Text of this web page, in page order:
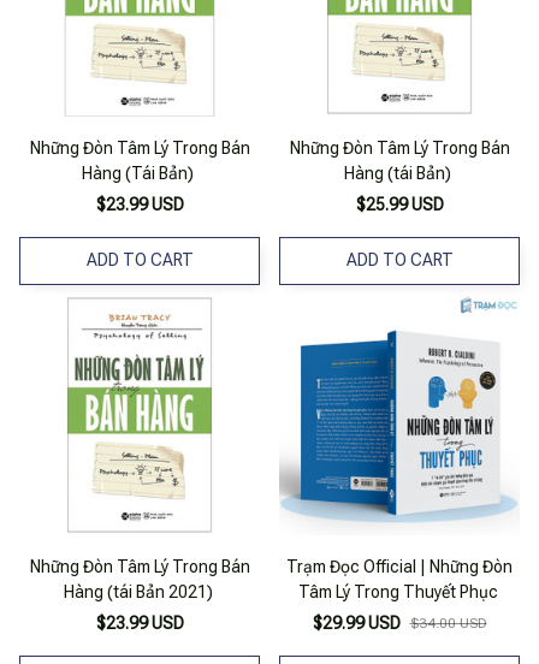
Những Đòn Tâm Lý Trong Bán
Hàng (Tái Bản)
$23.99 USD
ADD TO CART
Những Đòn Tâm Lý Trong Bán
Hàng (tái Bản)
$25.99 USD
ADD TO CART
Những Đòn Tâm Lý Trong Bán
Hàng (tái Bản 2021)
$23.99 USD
Trạm Đọc Official | Những Đòn
Tâm Lý Trong Thuyết Phục
$29.99 USD $34.00 USD